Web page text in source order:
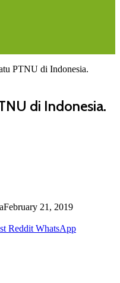
PTNU di Indonesia.
di Indonesia.
February 21, 2019
Reddit WhatsApp